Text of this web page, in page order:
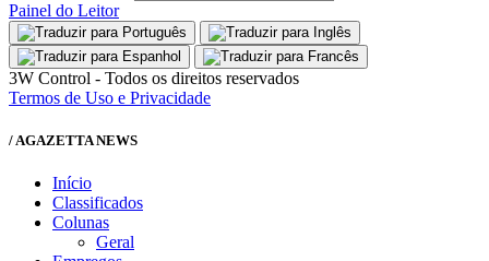
Painel do Leitor
3W Control - Todos os direitos reservados
Termos de Uso e Privacidade
/ AGAZETTA NEWS
Início
Classificados
Colunas
Geral